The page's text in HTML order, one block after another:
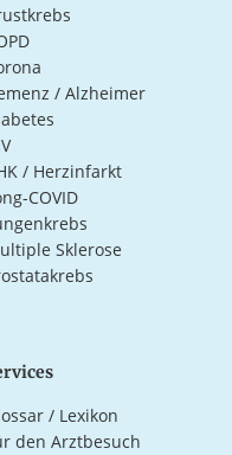
/ Alzheimer
/ Herzinfarkt
COVID
Sklerose
/ Lexikon
den Arztbesuch